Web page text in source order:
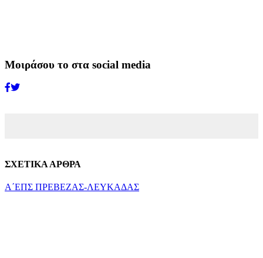
Μοιράσου το στα social media
ΣΧΕΤΙΚΑ ΑΡΘΡΑ
Α΄ΕΠΣ ΠΡΕΒΕΖΑΣ-ΛΕΥΚΑΔΑΣ